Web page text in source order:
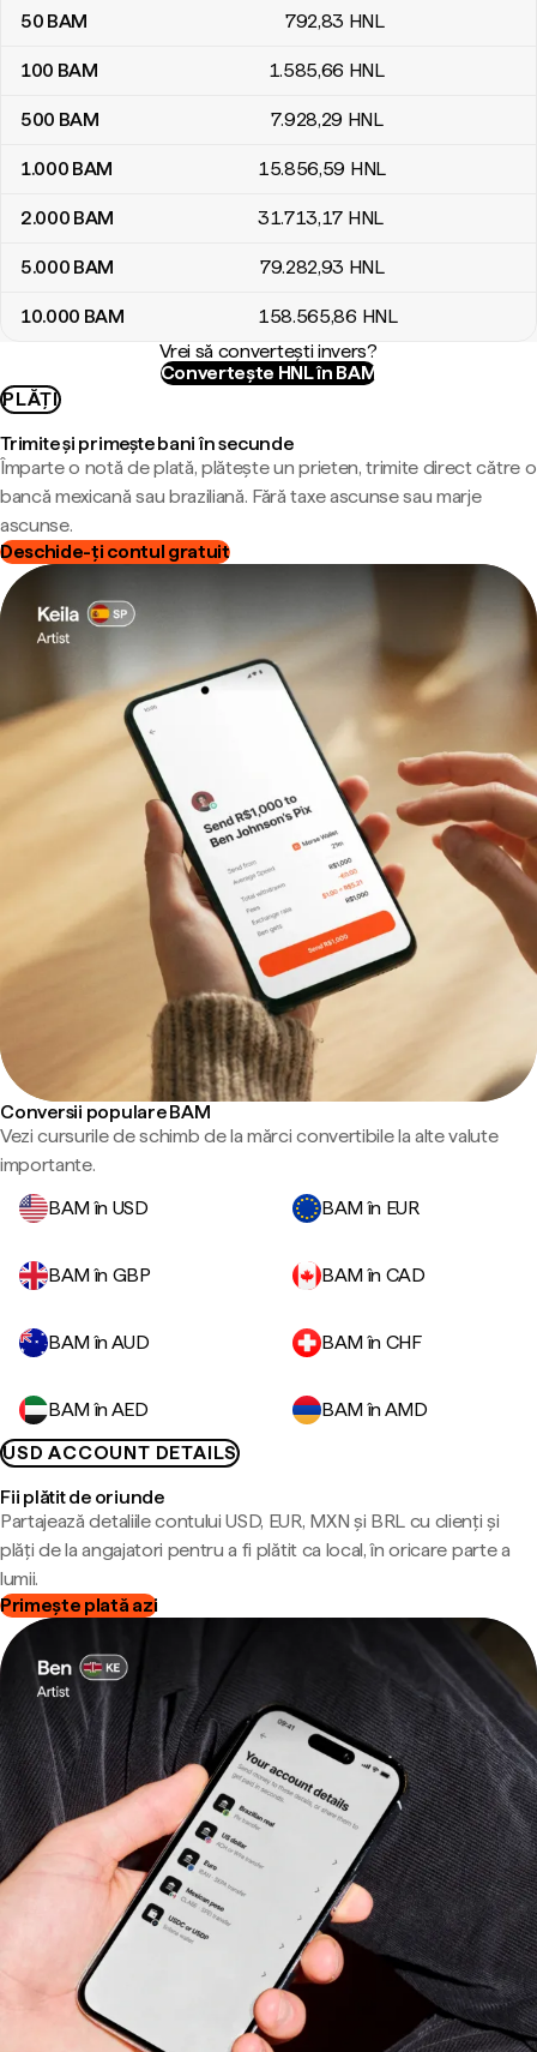
50 BAM 792,83 HNL
100 BAM 1.585,66 HNL
500 BAM 7.928,29 HNL
1.000 BAM 15.856,59 HNL
2.000 BAM 31.713,17 HNL
5.000 BAM 79.282,93 HNL
10.000 BAM 158.565,86 HNL
Vrei să convertești invers?
Convertește HNL în BAM
PLĂȚI
Trimite și primește bani în secunde
Împarte o notă de plată, plătește un prieten, trimite direct către o
bancă mexicană sau braziliană. Fără taxe ascunse sau marje
ascunse.
Deschide-ți contul gratuit
Conversii populare BAM
Vezi cursurile de schimb de la mărci convertibile la alte valute
importante.
BAM în USD
BAM în EUR
BAM în GBP BAM în CAD
BAM în AUD BAM în CHF
BAM în AED
BAM în AMD
USD ACCOUNT DETAILS
Fii plătit de oriunde
Partajează detaliile contului USD, EUR, MXN și BRL cu clienți și
plăți de la angajatori pentru a fi plătit ca local, în oricare parte a
lumii.
Primește plată azi